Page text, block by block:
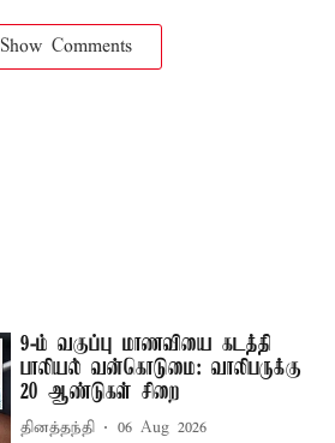
Show Comments
9-ம் வகுப்பு மாணவியை கடத்தி
பாலியல் வன்கொடுமை: வாலிபருக்கு
20 ஆண்டுகள் சிறை
தினத்தந்தி 06 Aug 2026